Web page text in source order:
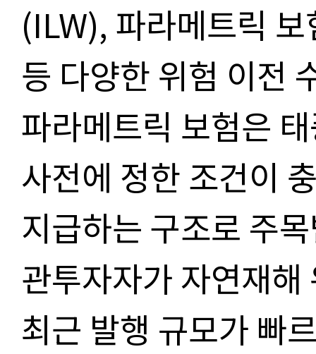
(ILW), 파라메트릭
등 다양한 위험 이전
파라메트릭 보험은
사전에 정한 조건이
지급하는 구조로 주
관투자자가 자연재
최근 발행 규모가 빠